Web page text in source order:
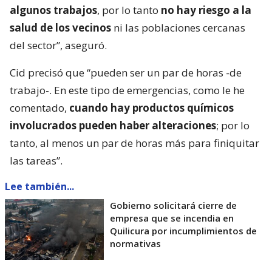
algunos trabajos, por lo tanto no hay riesgo a la
salud de los vecinos ni las poblaciones cercanas
del sector”, aseguró.
Cid precisó que “pueden ser un par de horas -de
trabajo-. En este tipo de emergencias, como le he
comentado, cuando hay productos químicos
involucrados pueden haber alteraciones; por lo
tanto, al menos un par de horas más para finiquitar
las tareas”.
Lee también...
Gobierno solicitará cierre de
empresa que se incendia en
Quilicura por incumplimientos de
normativas